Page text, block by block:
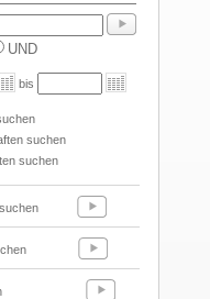
UND
bis
suchen
suchen